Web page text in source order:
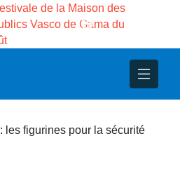
de la Maison des
Vasco de Gama du
les figurines pour la sécurité